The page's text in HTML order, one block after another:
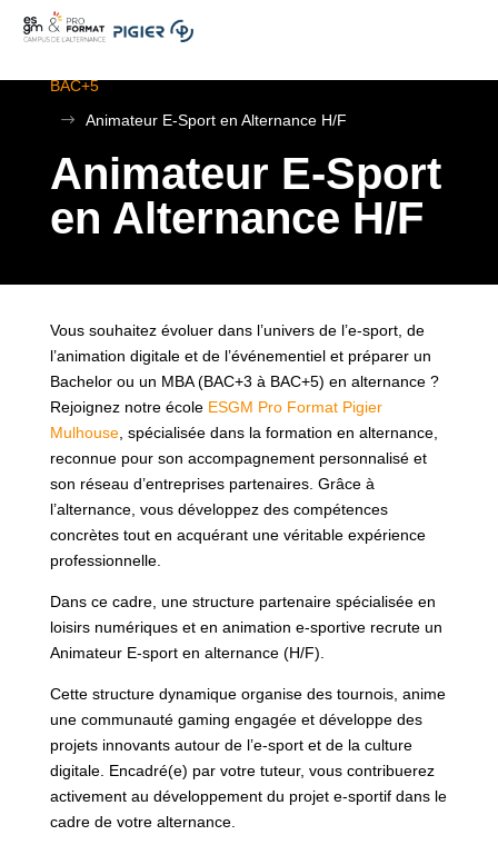
BAC+5
$
Animateur E-Sport en Alternance H/F
Animateur E-Sport
en Alternance H/F
Vous souhaitez évoluer dans l’univers de l’e-sport, de
l’animation digitale et de l’événementiel et préparer un
Bachelor ou un MBA (BAC+3 à BAC+5) en alternance ?
Rejoignez notre école ESGM Pro Format Pigier
Mulhouse, spécialisée dans la formation en alternance,
reconnue pour son accompagnement personnalisé et
son réseau d’entreprises partenaires. Grâce à
l’alternance, vous développez des compétences
concrètes tout en acquérant une véritable expérience
professionnelle.
Dans ce cadre, une structure partenaire spécialisée en
loisirs numériques et en animation e-sportive recrute un
Animateur E-sport en alternance (H/F).
Cette structure dynamique organise des tournois, anime
une communauté gaming engagée et développe des
projets innovants autour de l’e-sport et de la culture
digitale. Encadré(e) par votre tuteur, vous contribuerez
activement au développement du projet e-sportif dans le
cadre de votre alternance.